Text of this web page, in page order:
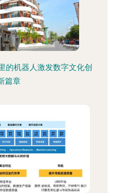
的机器人激发数字文化创
篇章